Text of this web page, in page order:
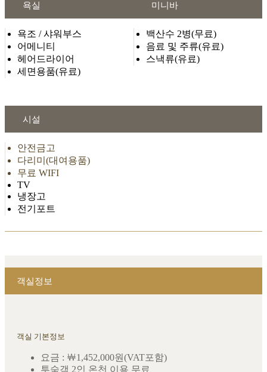
욕실
욕조 / 샤워부스
어메니티
헤어드라이어
세면용품(유료)
미니바
백산수 2병(무료)
음료 및 주류(유료)
스낵류(유료)
시설
안전금고
다리미(대여용품)
무료 WIFI
TV
냉장고
전기포트
객실정보
객실 기본정보
요금 : ￦1,452,000원(VAT포함)
투숙객 2인 온천 이용 무료